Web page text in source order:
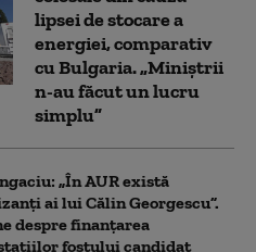
lipsei de stocare a
energiei, comparativ
cu Bulgaria. „Miniștrii
n-au făcut un lucru
simplu”
„În AUR există
ai lui Călin Georgescu”.
despre finanțarea
fostului candidat